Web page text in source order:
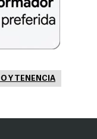
Y TENENCIA